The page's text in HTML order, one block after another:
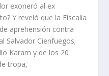
exoneró al ex
Y reveló que la Fiscalía
aprehensión contra
Salvador Cienfuegos;
Karam y de los 20
tropa,